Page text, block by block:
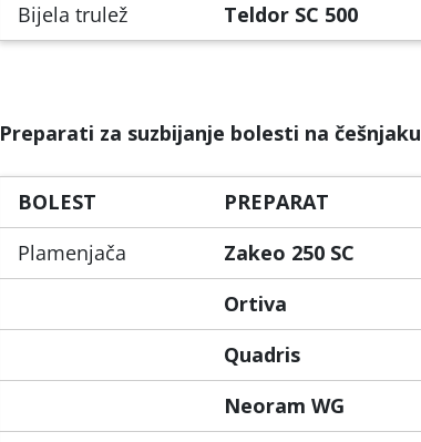
Bijela trulež
Teldor SC 500
Preparati za suzbijanje bolesti na češnjaku
BOLEST PREPARAT
Plamenjača
Zakeo 250 SC
Ortiva
Quadris
Neoram WG